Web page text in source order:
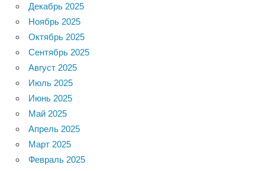
Декабрь 2025
Ноябрь 2025
Октябрь 2025
Сентябрь 2025
Август 2025
Июль 2025
Июнь 2025
Май 2025
Апрель 2025
Март 2025
Февраль 2025